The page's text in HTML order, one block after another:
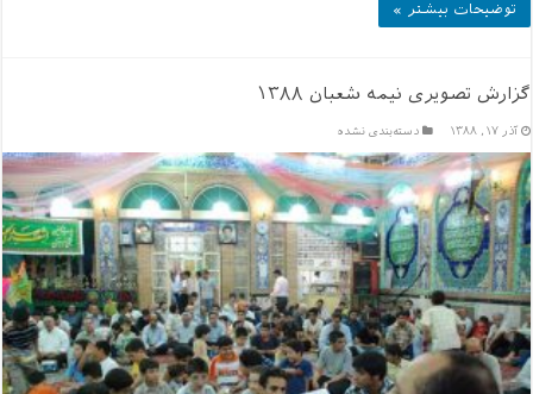
توضیحات بیشتر »
گزارش تصویری نیمه شعبان ۱۳۸۸
آذر ۱۷, ۱۳۸۸ دسته‌بندی نشده